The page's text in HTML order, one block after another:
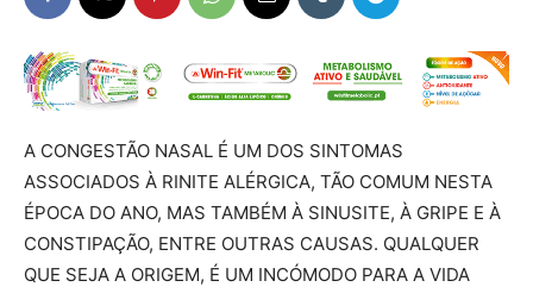
A CONGESTÃO NASAL É UM DOS SINTOMAS
ASSOCIADOS À RINITE ALÉRGICA, TÃO COMUM NESTA
ÉPOCA DO ANO, MAS TAMBÉM À SINUSITE, À GRIPE E À
CONSTIPAÇÃO, ENTRE OUTRAS CAUSAS. QUALQUER
QUE SEJA A ORIGEM, É UM INCÓMODO PARA A VIDA